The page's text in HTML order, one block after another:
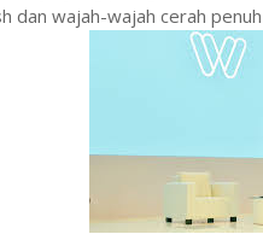
dan wajah-wajah cerah